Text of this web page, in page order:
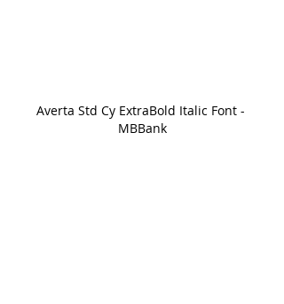
Averta Std Cy ExtraBold Italic Font -
MBBank